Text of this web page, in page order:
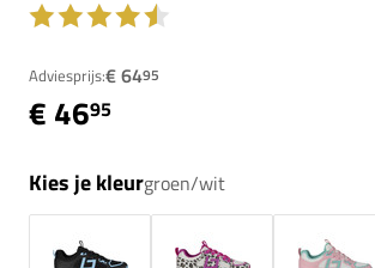
Adviesprijs:€ 6495
€ 4695
Kies je kleurgroen/wit